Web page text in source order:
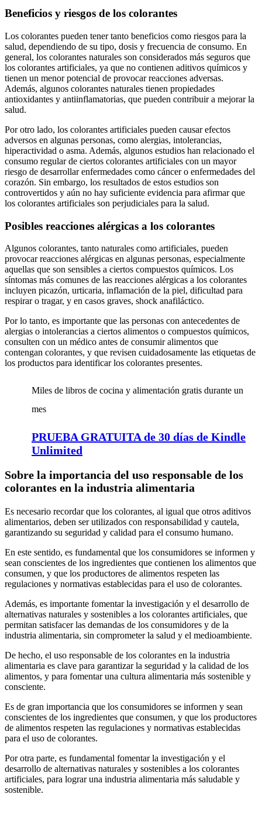
Beneficios y riesgos de los colorantes
Los colorantes pueden tener tanto beneficios como riesgos para la
salud, dependiendo de su tipo, dosis y frecuencia de consumo. En
general, los colorantes naturales son considerados más seguros que
los colorantes artificiales, ya que no contienen aditivos químicos y
tienen un menor potencial de provocar reacciones adversas.
Además, algunos colorantes naturales tienen propiedades
antioxidantes y antiinflamatorias, que pueden contribuir a mejorar la
salud.
Por otro lado, los colorantes artificiales pueden causar efectos
adversos en algunas personas, como alergias, intolerancias,
hiperactividad o asma. Además, algunos estudios han relacionado el
consumo regular de ciertos colorantes artificiales con un mayor
riesgo de desarrollar enfermedades como cáncer o enfermedades del
corazón. Sin embargo, los resultados de estos estudios son
controvertidos y aún no hay suficiente evidencia para afirmar que
los colorantes artificiales son perjudiciales para la salud.
Posibles reacciones alérgicas a los colorantes
Algunos colorantes, tanto naturales como artificiales, pueden
provocar reacciones alérgicas en algunas personas, especialmente
aquellas que son sensibles a ciertos compuestos químicos. Los
síntomas más comunes de las reacciones alérgicas a los colorantes
incluyen picazón, urticaria, inflamación de la piel, dificultad para
respirar o tragar, y en casos graves, shock anafiláctico.
Por lo tanto, es importante que las personas con antecedentes de
alergias o intolerancias a ciertos alimentos o compuestos químicos,
consulten con un médico antes de consumir alimentos que
contengan colorantes, y que revisen cuidadosamente las etiquetas de
los productos para identificar los colorantes presentes.
Miles de libros de cocina y alimentación gratis durante un
mes
PRUEBA GRATUITA de 30 días de Kindle
Unlimited
Sobre la importancia del uso responsable de los
colorantes en la industria alimentaria
Es necesario recordar que los colorantes, al igual que otros aditivos
alimentarios, deben ser utilizados con responsabilidad y cautela,
garantizando su seguridad y calidad para el consumo humano.
En este sentido, es fundamental que los consumidores se informen y
sean conscientes de los ingredientes que contienen los alimentos que
consumen, y que los productores de alimentos respeten las
regulaciones y normativas establecidas para el uso de colorantes.
Además, es importante fomentar la investigación y el desarrollo de
alternativas naturales y sostenibles a los colorantes artificiales, que
permitan satisfacer las demandas de los consumidores y de la
industria alimentaria, sin comprometer la salud y el medioambiente.
De hecho, el uso responsable de los colorantes en la industria
alimentaria es clave para garantizar la seguridad y la calidad de los
alimentos, y para fomentar una cultura alimentaria más sostenible y
consciente.
Es de gran importancia que los consumidores se informen y sean
conscientes de los ingredientes que consumen, y que los productores
de alimentos respeten las regulaciones y normativas establecidas
para el uso de colorantes.
Por otra parte, es fundamental fomentar la investigación y el
desarrollo de alternativas naturales y sostenibles a los colorantes
artificiales, para lograr una industria alimentaria más saludable y
sostenible.